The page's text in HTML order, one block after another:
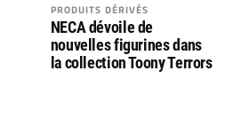
PRODUITS DÉRIVÉS
NECA dévoile de
nouvelles figurines dans
la collection Toony Terrors